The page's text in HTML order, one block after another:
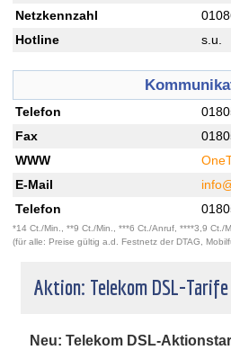
Netzkennzahl
Hotline
s.u.
Telefon
Fax
WWW
E-Mail
Telefon
*14 Ct./Min., **9 Ct./Min., ***6 Ct./Anruf, ****3,9 Ct./
(für alle: Preise gültig a.d. Festnetz der DTAG,
Aktion: Telekom DSL-Tarife
Neu: Telekom DSL-